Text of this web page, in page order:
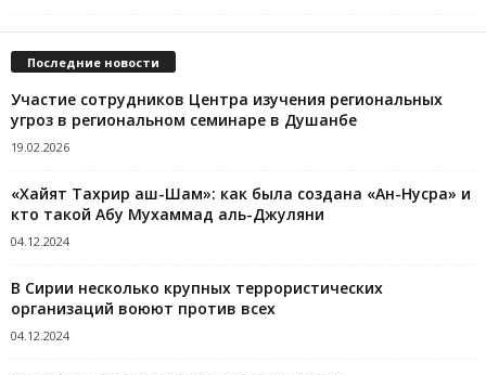
Последние новости
Участие сотрудников Центра изучения региональных
угроз в региональном семинаре в Душанбе
19.02.2026
«Хайят Тахрир аш-Шам»: как была создана «Ан-Нусра» и
кто такой Абу Мухаммад аль-Джуляни
04.12.2024
В Сирии несколько крупных террористических
организаций воюют против всех
04.12.2024